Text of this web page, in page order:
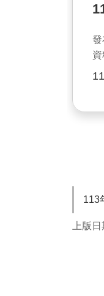
發
113
上版